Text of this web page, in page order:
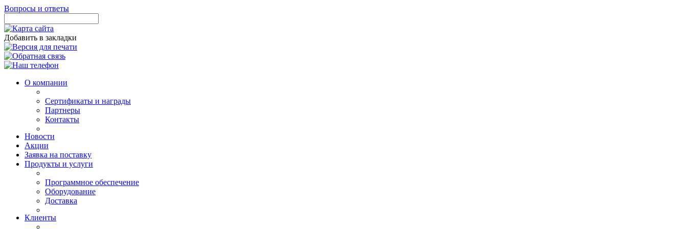
Вопросы и ответы
Добавить в закладки
О компании
Сертификаты и награды
Партнеры
Контакты
Новости
Акции
Заявка на поставку
Продукты и услуги
Программное обеспечение
Оборудование
Доставка
Клиенты